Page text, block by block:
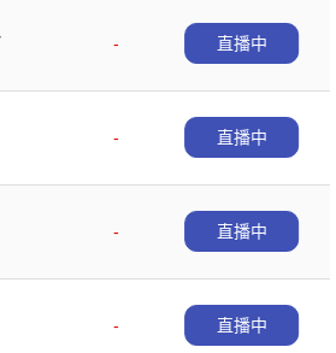
-
直播中
-
直播中
-
直播中
-
直播中